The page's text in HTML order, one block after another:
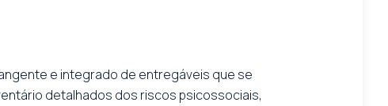
e integrado de entregáveis que se
detalhados dos riscos psicossociais,